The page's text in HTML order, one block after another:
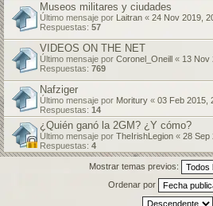
Museos militares y ciudades
Último mensaje por Laitran « 24 Nov 2019,
Respuestas: 57
VIDEOS ON THE NET
Último mensaje por Coronel_Oneill « 13 Nov
Respuestas: 769
Nafziger
Último mensaje por Moritury « 03 Feb 2015,
Respuestas: 14
¿Quién ganó la 2GM? ¿Y cómo?
Último mensaje por TheIrishLegion « 28 Sep
Respuestas: 4
Mostrar temas previos:
Ordenar por